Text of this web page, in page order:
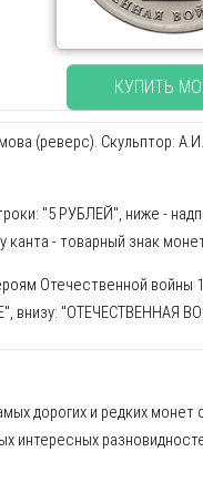
КУПИТЬ
(реверс). Скульптор:
"5 РУБЛЕЙ", ниже -
канта - товарный знак
Отечественной войны
внизу: "ОТЕЧЕСТВЕННАЯ
дорогих и редких
интересных